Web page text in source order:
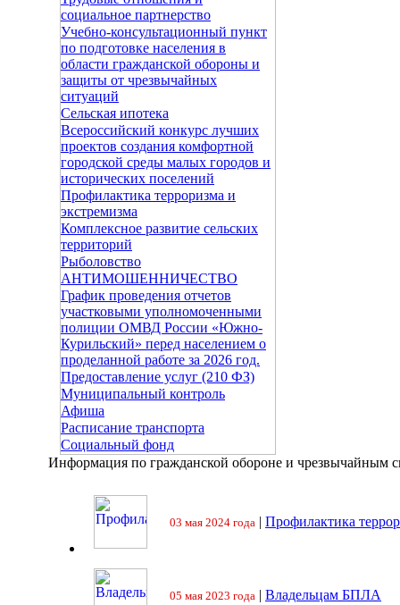
социальное партнерство
Учебно-консультационный пункт
по подготовке населения в
области гражданской обороны и
защиты от чрезвычайных
ситуаций
Сельская ипотека
Всероссийский конкурс лучших
проектов создания комфортной
городской среды малых городов и
исторических поселений
Профилактика терроризма и
экстремизма
Комплексное развитие сельских
территорий
Рыболовство
АНТИМОШЕННИЧЕСТВО
График проведения отчетов
участковыми уполномоченными
полиции ОМВД России «Южно-
Курильский» перед населением о
проделанной работе за 2026 год.
Предоставление услуг (210 ФЗ)
Муниципальный контроль
Афиша
Расписание транспорта
Социальный фонд
Информация по гражданской обороне и чрезвычайным
03 мая 2024 года | Профилактика
05 мая 2023 года | Владельцам БПЛА